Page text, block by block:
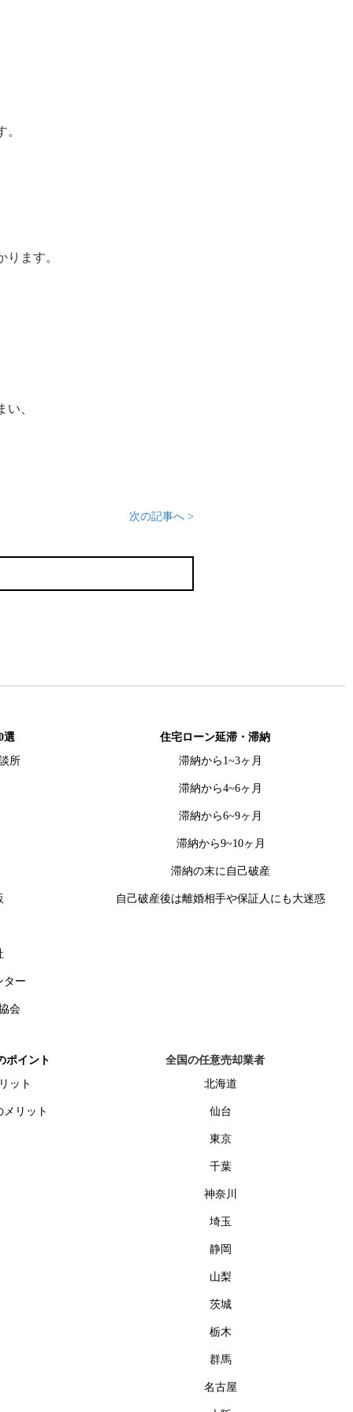
ます。
、
次の記事へ >
選
所
ター
会
住宅ローン延滞・滞納
滞納から1~3ヶ月
滞納から4~6ヶ月
滞納から6~9ヶ月
滞納から9~10ヶ月
滞納の末に自己破産
自己破産後は離婚相手や保証人にも大迷惑
ポイント
ット
リット
全国の任意売却業者
北海道
仙台
東京
千葉
神奈川
埼玉
静岡
山梨
茨城
栃木
群馬
名古屋